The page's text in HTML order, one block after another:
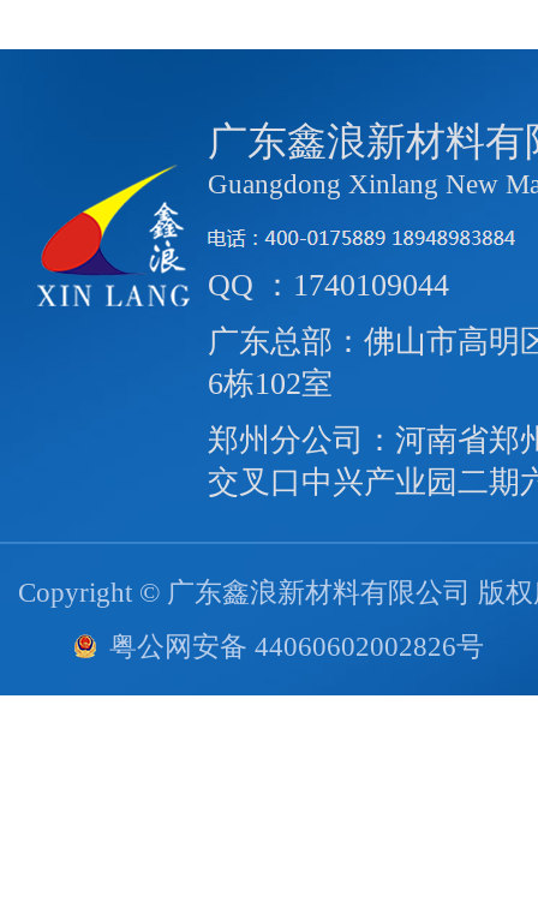
广东鑫浪新材料有
Guangdong Xinlang New
QQ ：1740109044
广东总部：佛山市高明
6栋102室
郑州分公司：河南省郑
交叉口中兴产业园二期
Copyright © 广东鑫浪新材料有限公司 版
粤公网安备 44060602002826号